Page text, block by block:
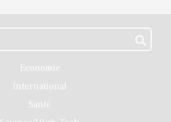
Economie
International
Santé